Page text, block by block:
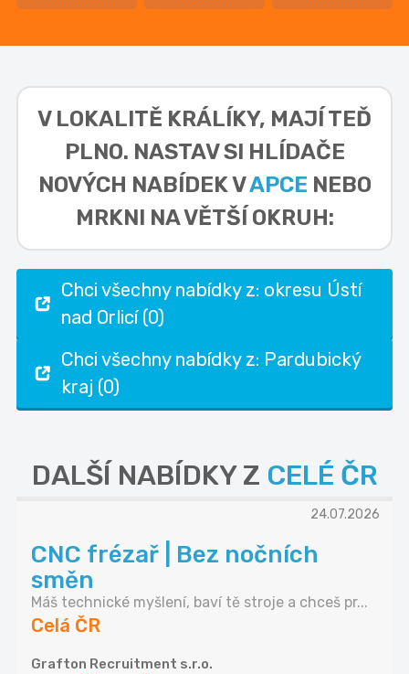
V LOKALITĚ KRÁLÍKY, MAJÍ TEĎ
PLNO. NASTAV SI HLÍDAČE
NOVÝCH NABÍDEK VAPCE NEBO
MRKNI NA VĚTŠÍ OKRUH:
Chci všechny nabídky z: okresu Ústí
nad Orlicí (0)
Chci všechny nabídky z: Pardubický
kraj (0)
DALŠÍ NABÍDKY Z CELÉ ČR
24.07.2026
CNC frézař | Bez nočních
směn
Máš technické myšlení, baví tě stroje a chceš pr...
Celá ČR
Grafton Recruitment s.r.o.